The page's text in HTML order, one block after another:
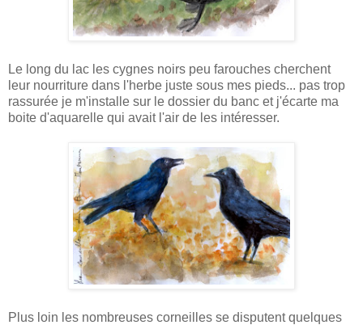
Le long du lac les cygnes noirs peu farouches cherchent
leur nourriture dans l'herbe juste sous mes pieds... pas trop
rassurée je m'installe sur le dossier du banc et j'écarte ma
boite d'aquarelle qui avait l'air de les intéresser.
Plus loin les nombreuses corneilles se disputent quelques